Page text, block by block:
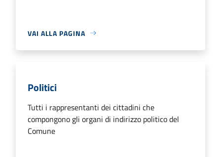
VAI ALLA PAGINA
Politici
Tutti i rappresentanti dei cittadini che
compongono gli organi di indirizzo politico del
Comune